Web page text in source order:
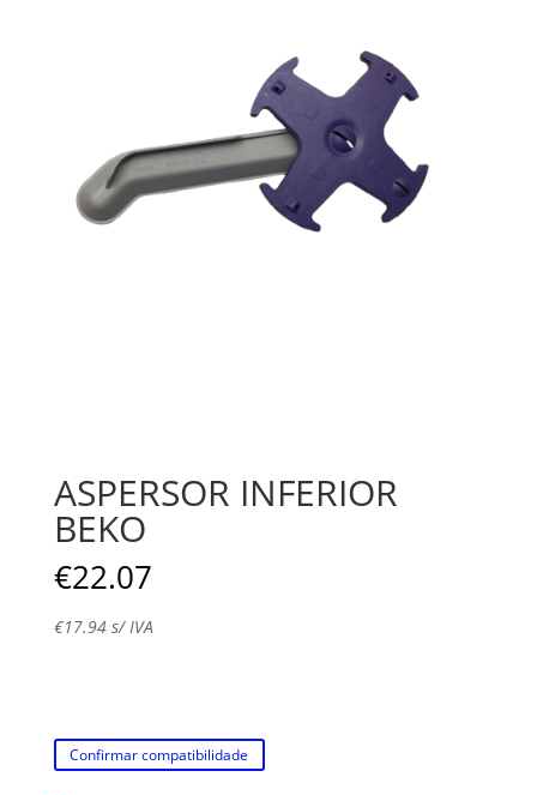
ASPERSOR INFERIOR
BEKO
€22.07
€17.94s/ IVA
Confirmar compatibilidade